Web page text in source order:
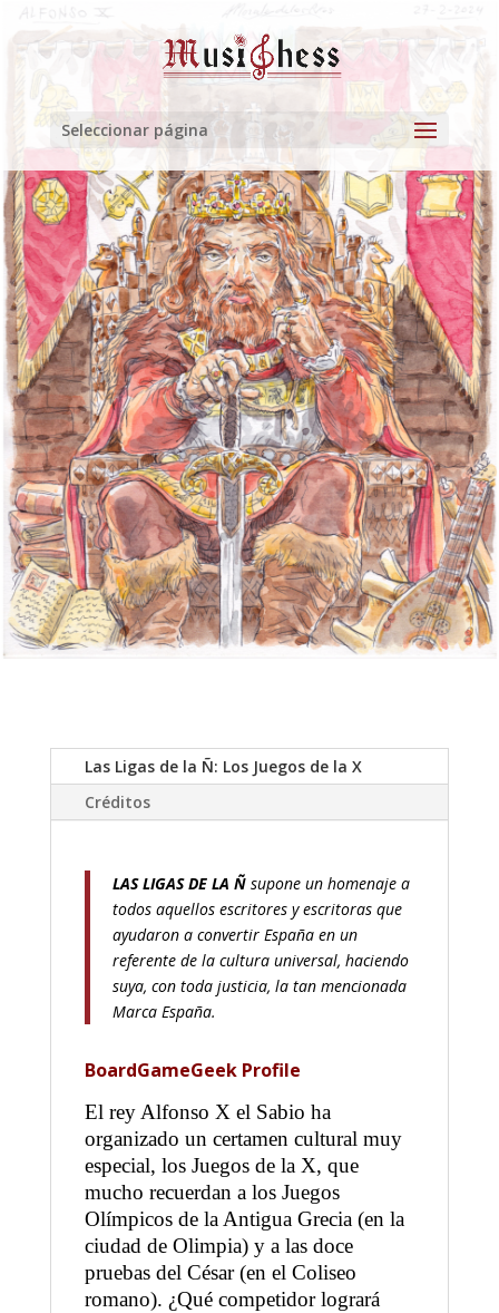
Seleccionar página
Las Ligas de la Ñ: Los Juegos de la X
Créditos
LAS LIGAS DE LA Ñsupone un homenaje a
todos aquellos escritores y escritoras que
ayudaron a convertir España en un
referente de la cultura universal, haciendo
suya, con toda justicia, la tan mencionada
Marca España.
BoardGameGeek Profile
El rey Alfonso X el Sabio ha
organizado un certamen cultural muy
especial, los Juegos de la X, que
mucho recuerdan a los Juegos
Olímpicos de la Antigua Grecia (en la
ciudad de Olimpia) y a las doce
pruebas del César (en el Coliseo
romano). ¿Qué competidor logrará